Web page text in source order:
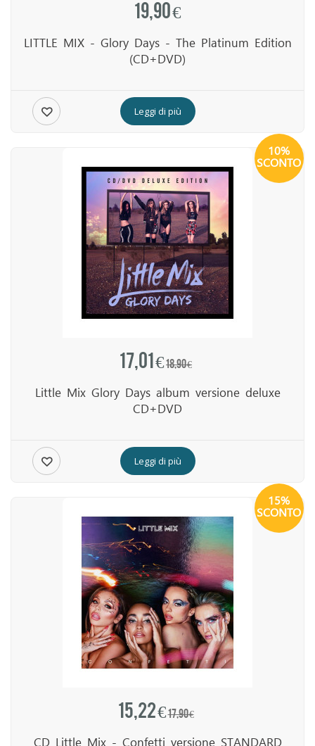
19,90 €
LITTLE MIX - Glory Days - The Platinum Edition
(CD+DVD)
Leggi di più
17,01 €18,90 €
10%
SCONTO
Little Mix Glory Days album versione deluxe
CD+DVD
Leggi di più
15,22 €17,90 €
15%
SCONTO
CD Little Mix - Confetti versione STANDARD